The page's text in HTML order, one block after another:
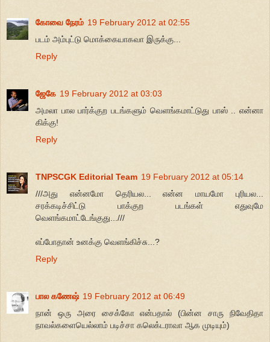
கோவை நேரம் 19 February 2012 at 02:55
படம் அம்புட்டு மொக்கையாகவா இருக்கு...
Reply
ஜேகே 19 February 2012 at 03:03
அமலா பால பார்க்குற படங்களும் வெளங்கமாட்டுது பாஸ் .. என்னா
கிக்கு!
Reply
TNPSCGK Editorial Team 19 February 2012 at 05:14
///அது என்னமோ தெரியல... என்ன மாயமோ புரியல...
சரக்கடிச்சிட்டு பாக்குற படங்கள் எதுவுமே
வெளங்கமாட்டேங்குது...///
எப்போதான் உனக்கு வெளங்கிச்சு...?
Reply
பால கணேஷ் 19 February 2012 at 06:49
நான் ஒரு அரை சைக்கோ என்பதால் (பின்ன சாரு நிவேதிதா
நாவல்களையெல்லாம் படிச்சா கலெக்டராவா ஆக முடியும்)